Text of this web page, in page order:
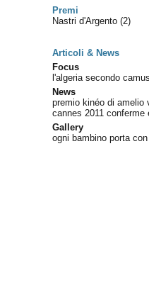
Premi
Nastri d'Argento(2)
Articoli & News
Focus
l'algeria secondo
News
premio kinéo di amelio
cannes 2011
Gallery
ogni bambino porta